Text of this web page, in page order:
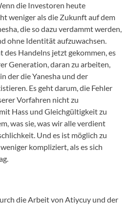
die Investoren heute
weniger als die Zukunft auf dem
die so dazu verdammt werden,
ohne Identität aufzuwachsen.
des Handelns jetzt gekommen, es
Generation, daran zu arbeiten,
der die Yanesha und der
Es geht darum, die Fehler
Vorfahren nicht zu
Hass und Gleichgültigkeit zu
was sie, was wir alle verdient
Und es ist möglich zu
kompliziert, als es sich
die Arbeit von Atiycuy und der